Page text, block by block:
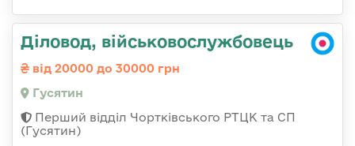
Діловод, військовослужбовець
від 20000 до 30000 грн
Гусятин
Перший відділ Чортківського РТЦК та СП
(Гусятин)